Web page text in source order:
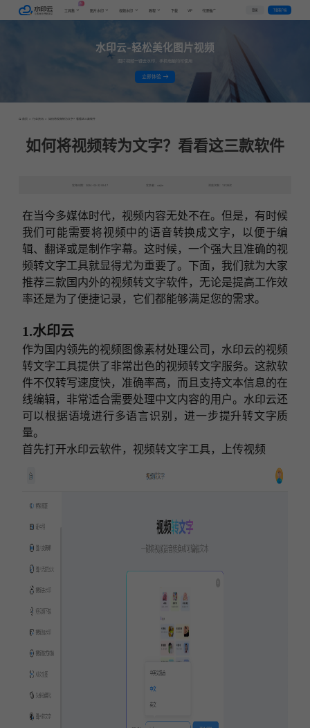
工具集
AI
图片水印 视频水印 教程 下载 VIP 代理推广 登录 下载客户端
水印云-轻松美化图片视频
图片视频一键去水印，手机电脑均可使用
立即体验
首页 > 行业资讯 > 如何将视频转为文字？看看这三款软件
如何将视频转为文字？看看这三款软件
发布日期：2024-03-22 09:47 发表者：caijie 浏览次数：13128次
在当今多媒体时代，视频内容无处不在。但是，有时候
我们可能需要将视频中的语音转换成文字，以便于编
辑、翻译或是制作字幕。这时候，一个强大且准确的视
频转文字工具就显得尤为重要了。下面，我们就为大家
推荐三款国内外的视频转文字软件，无论是提高工作效
率还是为了便捷记录，它们都能够满足您的需求。
1.水印云
作为国内领先的视频图像素材处理公司，水印云的视频
转文字工具提供了非常出色的视频转文字服务。这款软
件不仅转写速度快，准确率高，而且支持文本信息的在
线编辑，非常适合需要处理中文内容的用户。水印云还
可以根据语境进行多语言识别，进一步提升转文字质
量。
首先打开水印云软件，视频转文字工具，上传视频